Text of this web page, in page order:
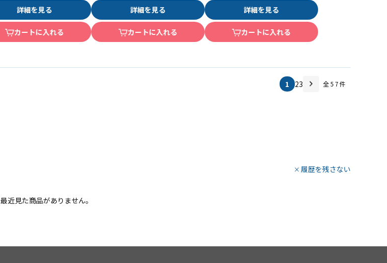
詳細を見る
カートに入れる
詳細を見る
カートに入れる
詳細を見る
カートに入れる
1 23 全57件
最近見た商品がありません。
履歴を残さない